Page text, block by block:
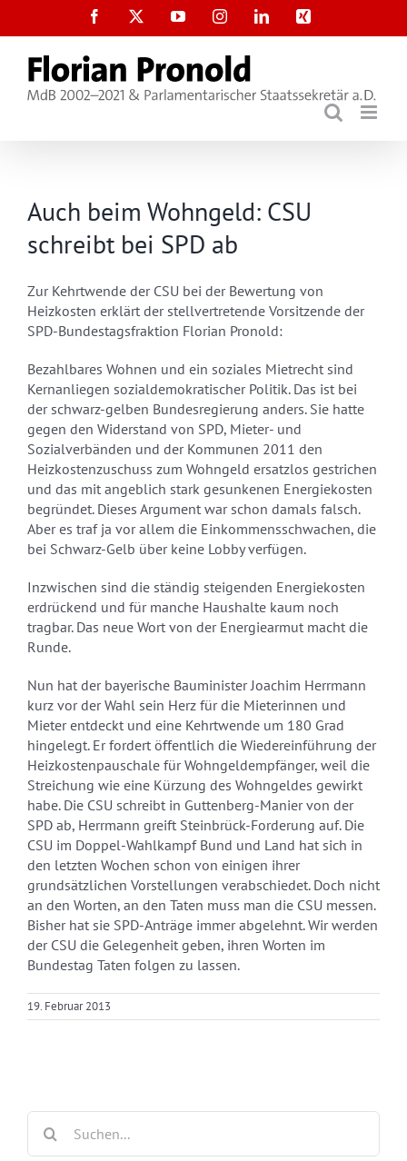
Facebook YouTubeInstagramLinkedInXing
Auch beim Wohngeld: CSU
schreibt bei SPD ab
Zur Kehrtwende der CSU bei der Bewertung von
Heizkosten erklärt der stellvertretende Vorsitzende der
SPD-Bundestagsfraktion Florian Pronold:
Bezahlbares Wohnen und ein soziales Mietrecht sind
Kernanliegen sozialdemokratischer Politik. Das ist bei
der schwarz-gelben Bundesregierung anders. Sie hatte
gegen den Widerstand von SPD, Mieter- und
Sozialverbänden und der Kommunen 2011 den
Heizkostenzuschuss zum Wohngeld ersatzlos gestrichen
und das mit angeblich stark gesunkenen Energiekosten
begründet. Dieses Argument war schon damals falsch.
Aber es traf ja vor allem die Einkommensschwachen, die
bei Schwarz-Gelb über keine Lobby verfügen.
Inzwischen sind die ständig steigenden Energiekosten
erdrückend und für manche Haushalte kaum noch
tragbar. Das neue Wort von der Energiearmut macht die
Runde.
Nun hat der bayerische Bauminister Joachim Herrmann
kurz vor der Wahl sein Herz für die Mieterinnen und
Mieter entdeckt und eine Kehrtwende um 180 Grad
hingelegt. Er fordert öffentlich die Wiedereinführung der
Heizkostenpauschale für Wohngeldempfänger, weil die
Streichung wie eine Kürzung des Wohngeldes gewirkt
habe. Die CSU schreibt in Guttenberg-Manier von der
SPD ab, Herrmann greift Steinbrück-Forderung auf. Die
CSU im Doppel-Wahlkampf Bund und Land hat sich in
den letzten Wochen schon von einigen ihrer
grundsätzlichen Vorstellungen verabschiedet. Doch nicht
an den Worten, an den Taten muss man die CSU messen.
Bisher hat sie SPD-Anträge immer abgelehnt. Wir werden
der CSU die Gelegenheit geben, ihren Worten im
Bundestag Taten folgen zu lassen.
19. Februar 2013
nach: